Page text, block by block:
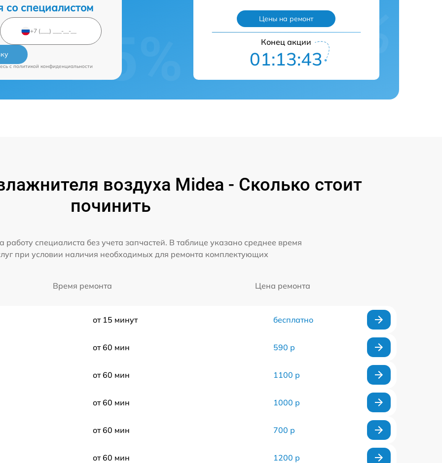
со специалистом
cполитикой конфиденциальности
Цены на ремонт
Конец акции
01:13:42
воздуха Midea - Сколько стоит
починить
работу специалиста без учета запчастей. В таблице указано среднее время
при условии наличия необходимых для ремонта комплектующих
Время ремонта Цена ремонта
от 15 минут бесплатно
от 60 мин 590 р
от 60 мин 1100 р
от 60 мин 1000 р
от 60 мин 700 р
от 60 мин 1200 р